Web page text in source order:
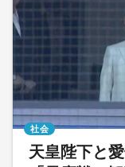
天皇陛下と
社会